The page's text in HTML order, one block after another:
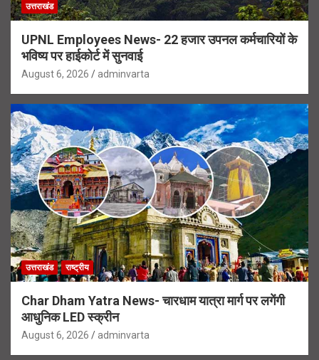
उत्तराखंड
UPNL Employees News- 22 हजार उपनल कर्मचारियों के
भविष्य पर हाईकोर्ट में सुनवाई
August 6, 2026 adminvarta
उत्तराखंड राष्ट्रीय
Char Dham Yatra News- चारधाम यात्रा मार्ग पर लगेंगी
आधुनिक LED स्क्रीन
August 6, 2026 adminvarta